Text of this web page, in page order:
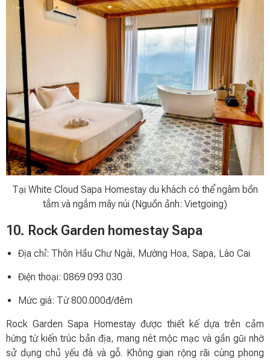
Tại White Cloud Sapa Homestay du khách có thể ngâm bồn
tắm và ngắm mây núi (Nguồn ảnh: Vietgoing)
10. Rock Garden homestay Sapa
Địa chỉ: Thôn Hầu Chư Ngài, Mường Hoa, Sapa, Lào Cai
Điện thoại: 0869 093 030
Mức giá: Từ 800.000đ/đêm
Rock Garden Sapa Homestay được thiết kế dựa trên cảm
hứng từ kiến trúc bản địa, mang nét mộc mạc và gần gũi nhờ
sử dụng chủ yếu đá và gỗ. Không gian rộng rãi cùng phong